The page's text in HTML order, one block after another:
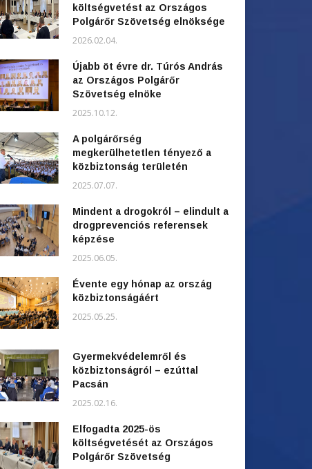
költségvetést az Országos
Polgárőr Szövetség elnöksége
2026.02.04.
Újabb öt évre dr. Túrós András
az Országos Polgárőr
Szövetség elnöke
2025.10.12.
A polgárőrség
megkerülhetetlen tényező a
közbiztonság területén
2025.07.07.
Mindent a drogokról – elindult a
drogprevenciós referensek
képzése
2025.06.05.
Évente egy hónap az ország
közbiztonságáért
2025.05.25.
Gyermekvédelemről és
közbiztonságról – ezúttal
Pacsán
2025.02.16.
Elfogadta 2025-ös
költségvetését az Országos
Polgárőr Szövetség